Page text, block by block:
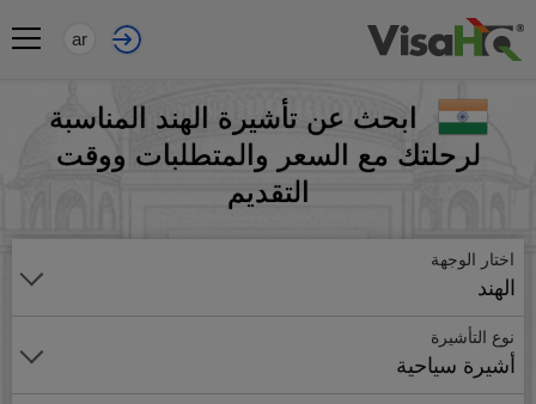
ar
ابحث عن تأشيرة الهند المناسبة
لرحلتك مع السعر والمتطلبات ووقت
التقديم
اختار الوجهة
الهند
نوع التأشيرة
أشيرة سياحية